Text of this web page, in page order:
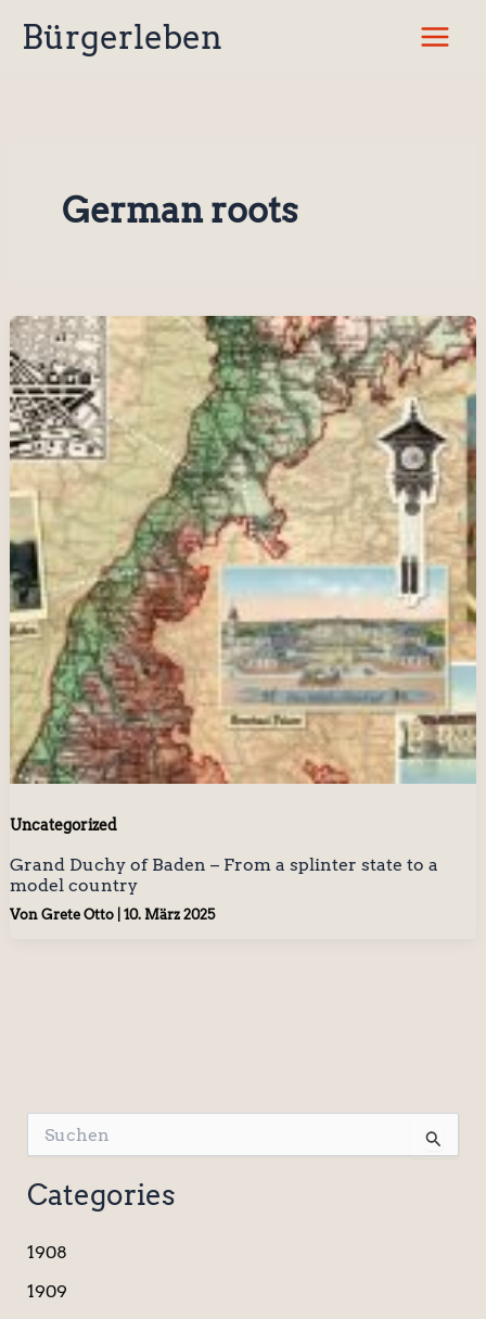
InhaltBürgerleben
German roots
Uncategorized
Grand Duchy of Baden – From a splinter state to a
model country
Von Grete Otto 10. März 2025
u
c
h
n
a
Categories
1908
1909